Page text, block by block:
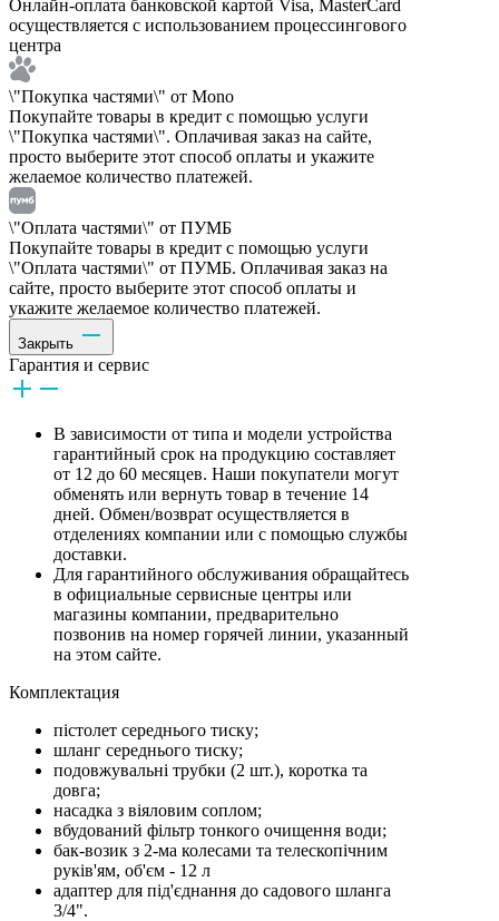
Онлайн-оплата банковской картой Visa, MasterCard
осуществляется с использованием процессингового
центра
\"Покупка частями\" от Mono
Покупайте товары в кредит с помощью услуги
\"Покупка частями\". Оплачивая заказ на сайте,
просто выберите этот способ оплаты и укажите
желаемое количество платежей.
\"Оплата частями\" от ПУМБ
Покупайте товары в кредит с помощью услуги
\"Оплата частями\" от ПУМБ. Оплачивая заказ на
сайте, просто выберите этот способ оплаты и
укажите желаемое количество платежей.
Закрыть
Гарантия и сервис
В зависимости от типа и модели устройства
гарантийный срок на продукцию составляет
от 12 до 60 месяцев. Наши покупатели могут
обменять или вернуть товар в течение 14
дней. Обмен/возврат осуществляется в
отделениях компании или с помощью службы
доставки.
Для гарантийного обслуживания обращайтесь
в официальные сервисные центры или
магазины компании, предварительно
позвонив на номер горячей линии, указанный
на этом сайте.
Комплектация
пістолет середнього тиску;
шланг середнього тиску;
подовжувальні трубки (2 шт.), коротка та
довга;
насадка з віяловим соплом;
вбудований фільтр тонкого очищення води;
бак-возик з 2-ма колесами та телескопічним
руків'ям, об'єм - 12 л
адаптер для під'єднання до садового шланга
3/4".